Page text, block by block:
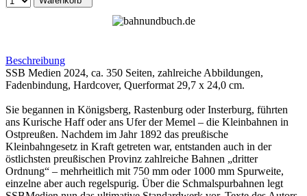
Beschreibung
SSB Medien 2024, ca. 350 Seiten, zahlreiche Abbildungen,
Fadenbindung, Hardcover, Querformat 29,7 x 24,0 cm.
Sie begannen in Königsberg, Rastenburg oder Insterburg, führten
ans Kurische Haff oder ans Ufer der Memel – die Kleinbahnen in
Ostpreußen. Nachdem im Jahr 1892 das preußische
Kleinbahngesetz in Kraft getreten war, entstanden auch in der
östlichsten preußischen Provinz zahlreiche Bahnen „dritter
Ordnung“ – mehrheitlich mit 750 mm oder 1000 mm Spurweite,
einzelne aber auch regelspurig. Über die Schmalspurbahnen legt